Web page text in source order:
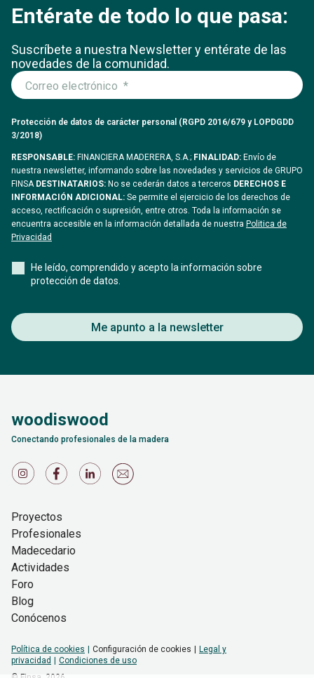
Entérate de todo lo que pasa:
Suscríbete a nuestra Newsletter y entérate de las
novedades de la comunidad.
Protección de datos de carácter personal (RGPD 2016/679 y LOPDGDD
3/2018)
RESPONSABLE: FINANCIERA MADERERA, S.A.; FINALIDAD: Envío de
nuestra newsletter, informando sobre las novedades y servicios de GRUPO
FINSADESTINATARIOS: No se cederán datos a terceros DERECHOS E
INFORMACIÓN ADICIONAL: Se permite el ejercicio de los derechos de
acceso, rectificación o supresión, entre otros. Toda la información se
encuentra accesible en la información detallada de nuestra Politica de
Privacidad
He leído, comprendido y acepto la información sobre
protección de datos.
Me apunto a la newsletter
woodiswood
Conectando profesionales de la madera
Proyectos
Profesionales
Madecedario
Actividades
Foro
Blog
Conócenos
Política de cookies Configuración de cookies
Legal y
privacidad
Condiciones de uso